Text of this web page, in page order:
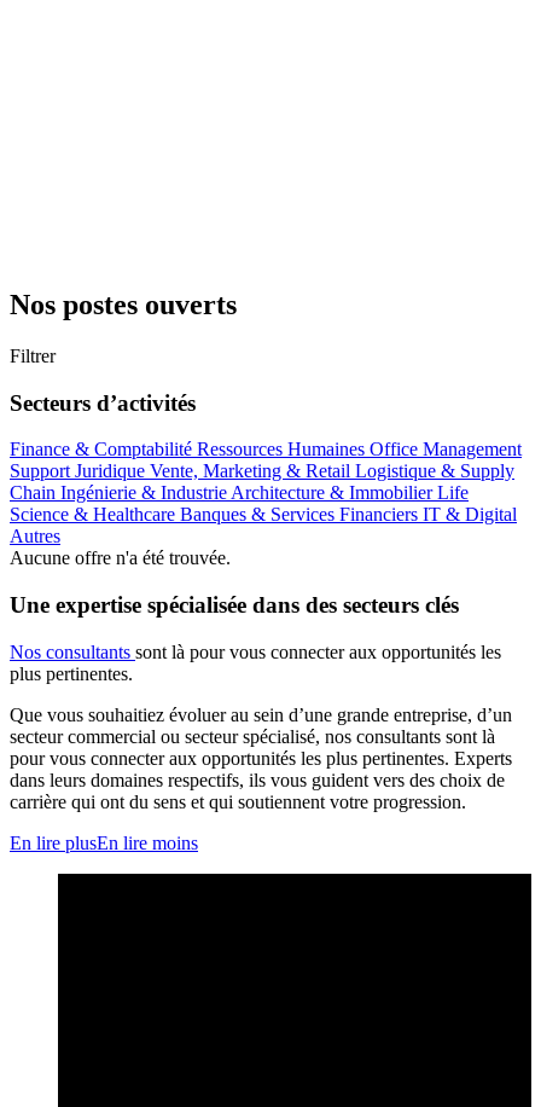
Nos postes ouverts
Filtrer
Secteurs d’activités
Finance & Comptabilité Ressources Humaines Office Management
SupportJuridique Vente, Marketing & Retail Logistique & Supply
Chain Ingénierie & IndustrieArchitecture & ImmobilierLife
Science & Healthcare Banques & Services Financiers IT & Digital
Autres
Aucune offre n'a été trouvée.
Une expertise spécialisée dans des secteurs clés
Nos consultants sont là pour vous connecter aux opportunités les
plus pertinentes.
Que vous souhaitiez évoluer au sein d’une grande entreprise, d’un
secteur commercial ou secteur spécialisé, nos consultants sont là
pour vous connecter aux opportunités les plus pertinentes. Experts
dans leurs domaines respectifs, ils vous guident vers des choix de
carrière qui ont du sens et qui soutiennent votre progression.
En lire plusEn lire moins